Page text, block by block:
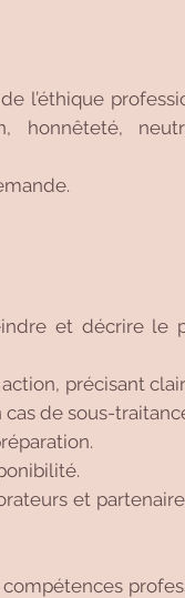
l’éthique
honnêteté,
et décrire le
précisant
de sous-
et